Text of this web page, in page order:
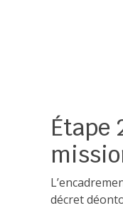
Étape
décret